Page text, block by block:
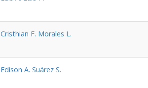
Cristhian F. Morales L.
Edison A. Suárez S.